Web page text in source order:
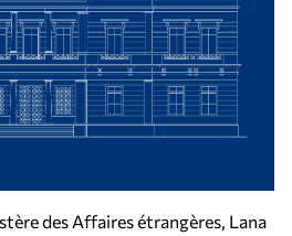
des Affaires étrangères, Lana